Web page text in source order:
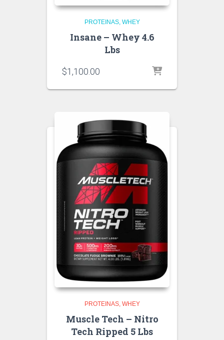
PROTEINAS WHEY
Insane – Whey 4.6
Lbs
$1,100.00
PROTEINAS WHEY
Muscle Tech – Nitro
Tech Ripped 5 Lbs